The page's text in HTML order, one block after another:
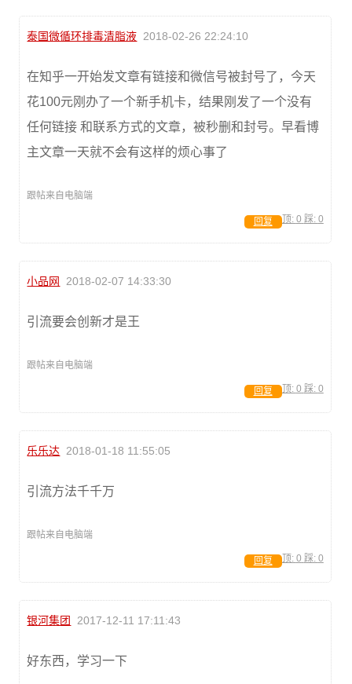
泰国微循环排毒清脂液 2018-02-26 22:24:10
在知乎一开始发文章有链接和微信号被封号了，今天
花100元刚办了一个新手机卡，结果刚发了一个没有
任何链接 和联系方式的文章，被秒删和封号。早看博
主文章一天就不会有这样的烦心事了
跟帖来自电脑端
顶: 0 踩: 0
回复
小品网 2018-02-07 14:33:30
引流要会创新才是王
跟帖来自电脑端
顶: 0 踩: 0
回复
乐乐达 2018-01-18 11:55:05
引流方法千千万
跟帖来自电脑端
顶: 0 踩: 0
回复
银河集团 2017-12-11 17:11:43
好东西，学习一下